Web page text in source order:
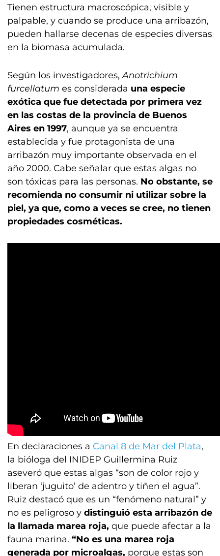
Tienen estructura macroscópica, visible y
palpable, y cuando se produce una arribazón,
pueden hallarse decenas de especies diversas
en la biomasa acumulada.
Según los investigadores,Anotrichium
furcellatum es considerada una especie
exótica que fue detectada por primera vez
en las costas de la provincia de Buenos
Aires en 1997, aunque ya se encuentra
establecida y fue protagonista de una
arribazón muy importante observada en el
año 2000. Cabe señalar que estas algas no
son tóxicas para las personas. No obstante, se
recomienda no consumir ni utilizar sobre la
piel, ya que, como a veces se cree, no tienen
propiedades cosméticas.
En declaraciones a Canal 8 de Mar del Plata,
la bióloga del INIDEP Guillermina Ruiz
aseveró que estas algas “son de color rojo y
liberan ‘juguito’ de adentro y tiñen el agua”.
Ruiz destacó que es un “fenómeno natural” y
no es peligroso y distinguió esta arribazón de
la llamada marea roja, que puede afectar a la
fauna marina. “No es una marea roja
generada por microalgas, porque estas son